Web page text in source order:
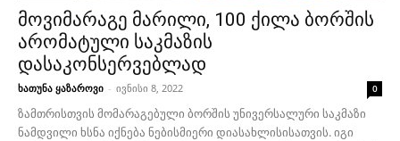
მოვიმარაგე მარილი, 100 ქილა ბორშის
არომატული საკმაზის
დასაკონსერვებლად
ხათუნა ყაზაროვი - ივნისი 8, 2022 0
ზამთრისთვის მომარაგებული ბორშის უნივერსალური საკმაზი
ნამდვილი ხსნა იქნება ნებისმიერი დიასახლისისათვის. იგი